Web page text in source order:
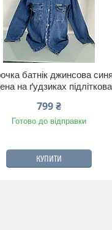
батнік джинсова синя
на ґудзиках підліткова
799 ₴
Готово до відправки
КУПИТИ